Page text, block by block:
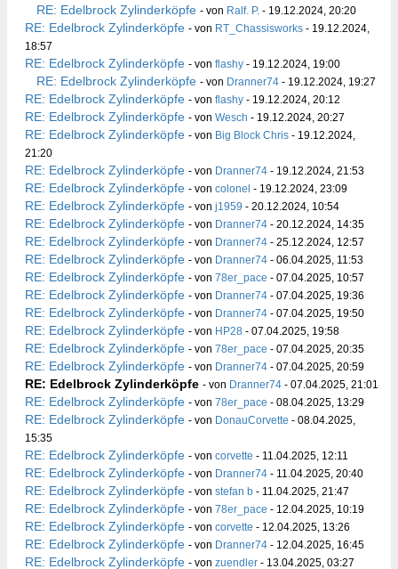
RE: Edelbrock Zylinderköpfe - von Ralf. P. - 19.12.2024, 20:20
RE: Edelbrock Zylinderköpfe - von RT_Chassisworks - 19.12.2024,
18:57
RE: Edelbrock Zylinderköpfe - von flashy - 19.12.2024, 19:00
RE: Edelbrock Zylinderköpfe - von Dranner74 - 19.12.2024, 19:27
RE: Edelbrock Zylinderköpfe - von flashy - 19.12.2024, 20:12
RE: Edelbrock Zylinderköpfe - von Wesch - 19.12.2024, 20:27
RE: Edelbrock Zylinderköpfe - von Big Block Chris - 19.12.2024,
21:20
RE: Edelbrock Zylinderköpfe - von Dranner74 - 19.12.2024, 21:53
RE: Edelbrock Zylinderköpfe - von colonel - 19.12.2024, 23:09
RE: Edelbrock Zylinderköpfe - von j1959 - 20.12.2024, 10:54
RE: Edelbrock Zylinderköpfe - von Dranner74 - 20.12.2024, 14:35
RE: Edelbrock Zylinderköpfe - von Dranner74 - 25.12.2024, 12:57
RE: Edelbrock Zylinderköpfe - von Dranner74 - 06.04.2025, 11:53
RE: Edelbrock Zylinderköpfe - von 78er_pace - 07.04.2025, 10:57
RE: Edelbrock Zylinderköpfe - von Dranner74 - 07.04.2025, 19:36
RE: Edelbrock Zylinderköpfe - von Dranner74 - 07.04.2025, 19:50
RE: Edelbrock Zylinderköpfe - von HP28 - 07.04.2025, 19:58
RE: Edelbrock Zylinderköpfe - von 78er_pace - 07.04.2025, 20:35
RE: Edelbrock Zylinderköpfe - von Dranner74 - 07.04.2025, 20:59
RE: Edelbrock Zylinderköpfe - von Dranner74 - 07.04.2025, 21:01
RE: Edelbrock Zylinderköpfe - von 78er_pace - 08.04.2025, 13:29
RE: Edelbrock Zylinderköpfe - von DonauCorvette - 08.04.2025,
15:35
RE: Edelbrock Zylinderköpfe - von corvette - 11.04.2025, 12:11
RE: Edelbrock Zylinderköpfe - von Dranner74 - 11.04.2025, 20:40
RE: Edelbrock Zylinderköpfe - von stefan b - 11.04.2025, 21:47
RE: Edelbrock Zylinderköpfe - von 78er_pace - 12.04.2025, 10:19
RE: Edelbrock Zylinderköpfe - von corvette - 12.04.2025, 13:26
RE: Edelbrock Zylinderköpfe - von Dranner74 - 12.04.2025, 16:45
RE: Edelbrock Zylinderköpfe - von zuendler - 13.04.2025, 03:27